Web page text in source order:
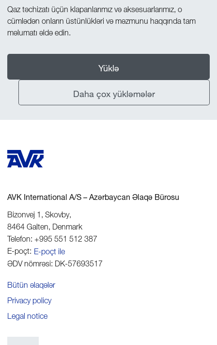
Qaz təchizatı üçün klapanlarımız və aksesuarlarımız, o
cümlədən onların üstünlükləri və məzmunu haqqında tam
məlumatı əldə edin.
Yüklə
Daha çox yükləmələr
AVK International A/S – Azərbaycan Əlaqə Bürosu
Bizonvej 1, Skovby,
8464Galten, Denmark
Telefon:+995 551 512 387
E-poçt: E-poçt ile
ƏDV nömrəsi: DK-57693517
Bütün əlaqələr
Privacy policy
Legal notice